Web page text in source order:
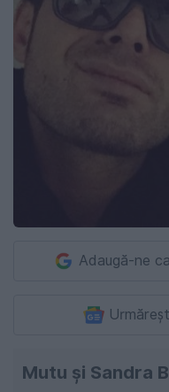
Adaugă-ne
Mutu şi Sandra